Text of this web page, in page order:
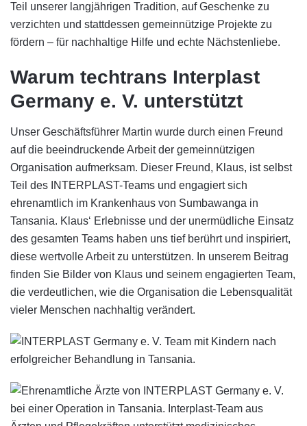
Teil unserer langjährigen Tradition, auf Geschenke zu
verzichten und stattdessen gemeinnützige Projekte zu
fördern – für nachhaltige Hilfe und echte Nächstenliebe.
Warum techtrans Interplast
Germany e. V. unterstützt
Unser Geschäftsführer Martin wurde durch einen Freund
auf die beeindruckende Arbeit der gemeinnützigen
Organisation aufmerksam. Dieser Freund, Klaus, ist selbst
Teil des INTERPLAST-Teams und engagiert sich
ehrenamtlich im Krankenhaus von Sumbawanga in
Tansania. Klaus‘ Erlebnisse und der unermüdliche Einsatz
des gesamten Teams haben uns tief berührt und inspiriert,
diese wertvolle Arbeit zu unterstützen. In unserem Beitrag
finden Sie Bilder von Klaus und seinem engagierten Team,
die verdeutlichen, wie die Organisation die Lebensqualität
vieler Menschen nachhaltig verändert.